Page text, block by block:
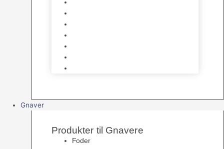
Gnaver
Produkter til Gnavere
Foder